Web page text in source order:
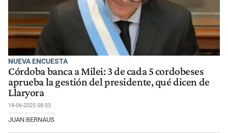
NUEVA ENCUESTA
Córdoba banca a Milei: 3 de cada 5 cordobeses
aprueba la gestión del presidente, qué dicen de
Llaryora
18-06-2025 08:03
JUAN BERNAUS